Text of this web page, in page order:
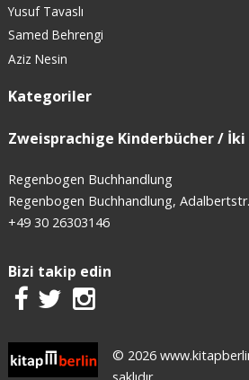
Yusuf Tavaslı
Samed Behrengi
Aziz Nesin
Kategoriler
Zweisprachige Kinderbücher / İki
Regenbogen Buchhandlung
Regenbogen Buchhandlung,
+49 30 26303146
Bizi takip edin
© 2026